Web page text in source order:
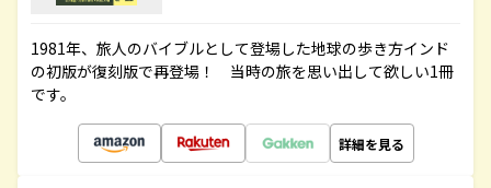
1981年、旅人のバイブルとして登場した地球の歩き方インド
の初版が復刻版で再登場！ 当時の旅を思い出して欲しい1冊
です。
詳細を見る